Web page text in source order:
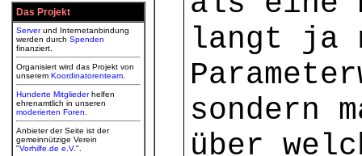
Das Projekt
Serverund Internetanbindung
werden durch Spenden
finanziert.
Organisiert wird das Projekt von
unserem Koordinatorenteam
Hunderte Mitgliederhelfen
ehrenamtlich in unseren
moderierten Foren
Anbieter der Seite ist der
gemeinnützige Verein
"Vorhilfe.de e.V.".
langt ja
sondern
über